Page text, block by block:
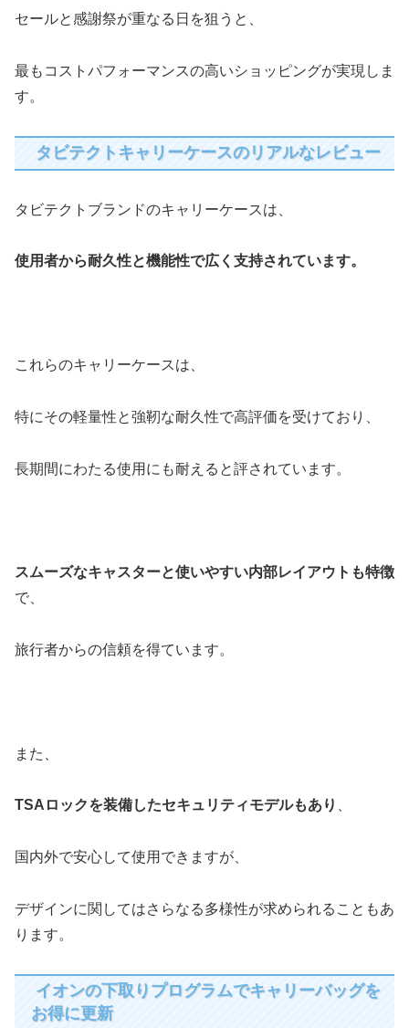
セールと感謝祭が重なる日を狙うと、
最もコストパフォーマンスの高いショッピングが実現しま
す。
タビテクトキャリーケースのリアルなレビュー
タビテクトブランドのキャリーケースは、
使用者から耐久性と機能性で広く支持されています。
これらのキャリーケースは、
特にその軽量性と強靭な耐久性で高評価を受けており、
長期間にわたる使用にも耐えると評されています。
スムーズなキャスターと使いやすい内部レイアウトも特徴
で、
旅行者からの信頼を得ています。
また、
TSAロックを装備したセキュリティモデルもあり 、
国内外で安心して使用できますが、
デザインに関してはさらなる多様性が求められることもあ
ります。
イオンの下取りプログラムでキャリーバッグを
お得に更新